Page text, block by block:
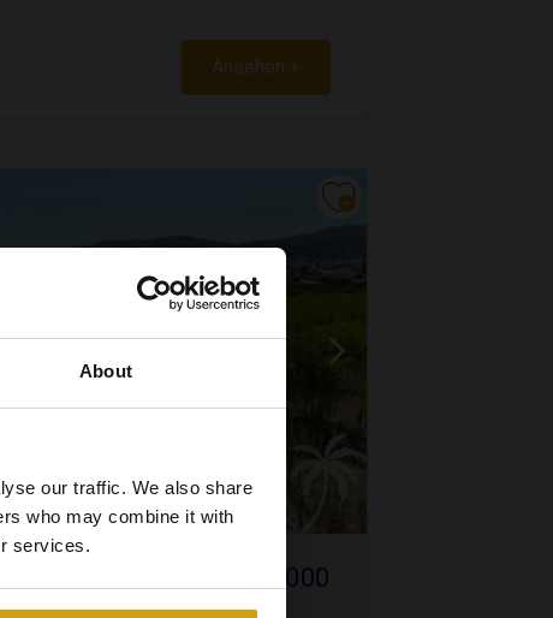
About
our traffic. We also share
who may combine it with
services.
Ansehen +
€ 100.000